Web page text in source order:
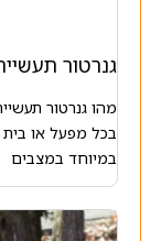
גנרטור תעשייתי
מהו גנרטור
בכל מפעל או בית
במיוחד במצבים